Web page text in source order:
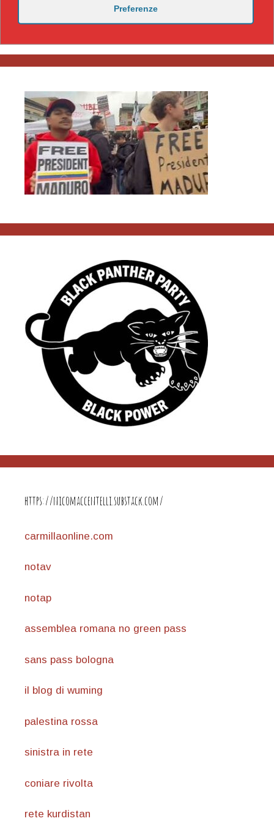
https://nicomaccentelli.substack.com/
carmillaonline.com
notav
notap
assemblea romana no green pass
sans pass bologna
il blog di wuming
palestina rossa
sinistra in rete
coniare rivolta
rete kurdistan
Preferenze